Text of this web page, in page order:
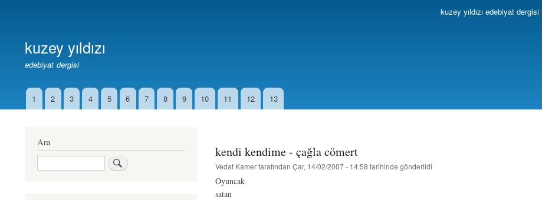
kuzey yıldızı edebiyat dergisi
kuzey yıldızı
edebiyat dergisi
İkincil1 2 3 4 5 6 7 8 9 10 11 12 13
kendi kendime - çağla cömert
Vedat Kamertarafından Çar, 14/02/2007 - 14:58 tarihinde gönderildi
Oyuncak
satan
Ara
Ara